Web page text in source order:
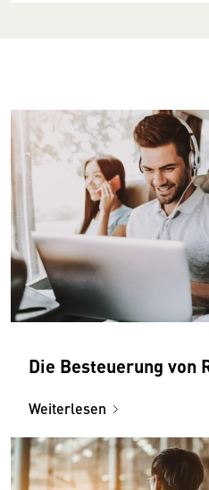
Die Besteuerung von
Weiterlesen